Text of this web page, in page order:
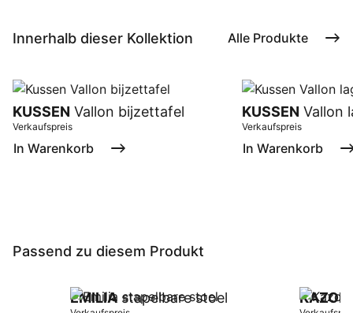
Innerhalb dieser Kollektion Alle Produkte
KUSSEN Vallon bijzettafel
Verkaufspreis
In Warenkorb
KUSSEN Vallon
Verkaufspreis
In Warenkorb
Passend zu diesem Produkt
EMILIAstapelbare stoel